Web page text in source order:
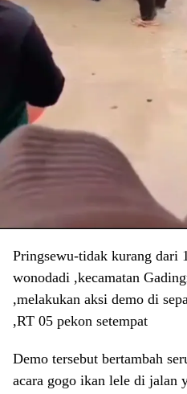
Pringsewu-tidak kurang dari
wonodadi ,kecamatan
,melakukan aksi demo di
,RT 05 pekon setempat
Demo tersebut bertambah
acara gogo ikan lele di jalan